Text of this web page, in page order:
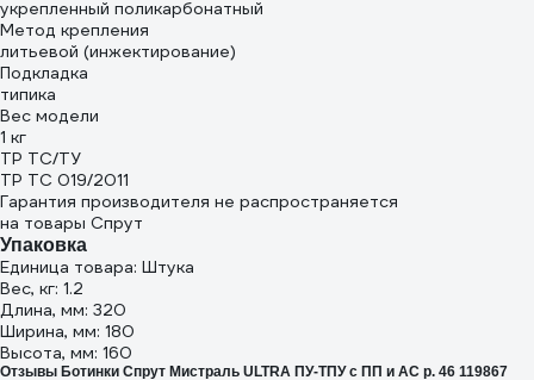
укрепленный поликарбонатный
Метод крепления
литьевой (инжектирование)
Подкладка
типика
Вес модели
1 кг
ТР ТС/ТУ
ТР ТС 019/2011
Гарантия производителя не распространяется
на товары Спрут
Упаковка
Единица товара: Штука
Вес, кг: 1.2
Длина, мм: 320
Ширина, мм: 180
Высота, мм: 160
Отзывы Ботинки Спрут Мистраль ULTRA ПУ-ТПУ с ПП и АС р. 46 119867